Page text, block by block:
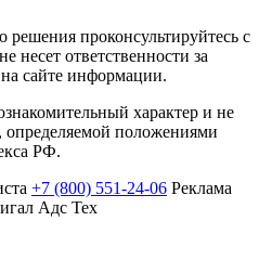
проконсультируйтесь с
несет ответственности за
сайте информации.
характер и не
определяемой положениями
РФ.
+7 (800) 551-24-06 Реклама
Адс Тех